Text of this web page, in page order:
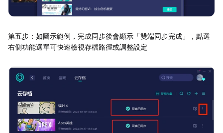
第五步：如圖示範例，完成同步後會顯示「雙端同步完成」，點選
右側功能選單可快速檢視存檔路徑或調整設定